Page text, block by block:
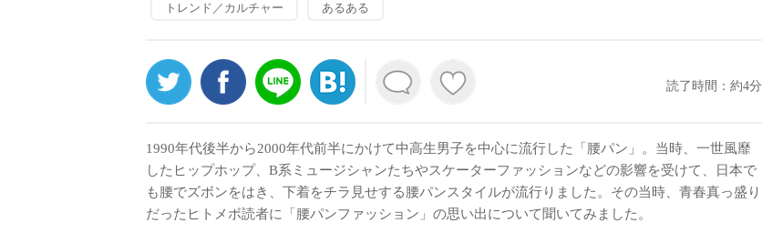
トレンド／カルチャー あるある
読了時間：約4分
1990年代後半から2000年代前半にかけて中高生男子を中心に流行した「腰パン」。当時、一世風靡
したヒップホップ、B系ミュージシャンたちやスケーターファッションなどの影響を受けて、日本で
も腰でズボンをはき、下着をチラ見せする腰パンスタイルが流行りました。その当時、青春真っ盛り
だったヒトメボ読者に「腰パンファッション」の思い出について聞いてみました。